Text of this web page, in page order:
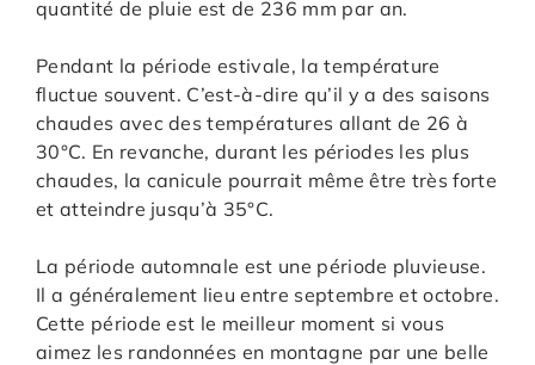
quantité de pluie est de 236 mm par an.
Pendant la période estivale, la température
fluctue souvent. C’est-à-dire qu’il y a des saisons
chaudes avec des températures allant de 26 à
30°C. En revanche, durant les périodes les plus
chaudes, la canicule pourrait même être très forte
et atteindre jusqu’à 35°C.
La période automnale est une période pluvieuse.
Il a généralement lieu entre septembre et octobre.
Cette période est le meilleur moment si vous
aimez les randonnées en montagne par une belle